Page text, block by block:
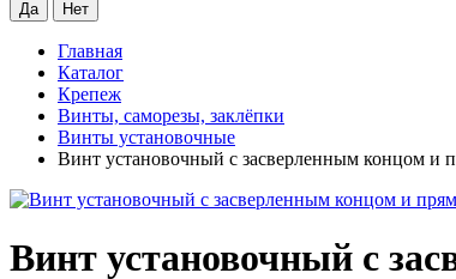
Да Нет
Главная
Каталог
Крепеж
Винты, саморезы, заклёпки
Винты установочные
Винт установочный с засверленным концом
Винт установочный с